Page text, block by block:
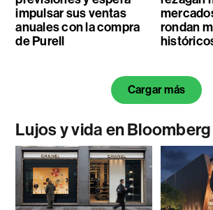
impulsar sus ventas
anuales con la compra
de Purell
rondan
Cargar más
Lujos y vida en